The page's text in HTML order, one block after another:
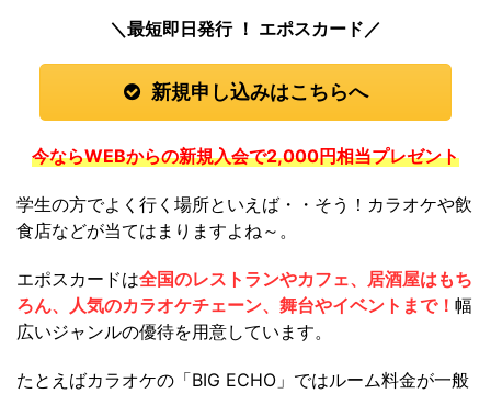
＼最短即日発行 ！ エポスカード／
新規申し込みはこちらへ
今ならWEBからの新規入会で2,000円相当プレゼント
学生の方でよく行く場所といえば・・そう！カラオケや飲
食店などが当てはまりますよね～。
エポスカードは全国のレストランやカフェ、居酒屋はもち
ろん、人気のカラオケチェーン、舞台やイベントまで！ 幅
広いジャンルの優待を用意しています。
たとえばカラオケの「BIG ECHO」ではルーム料金が一般